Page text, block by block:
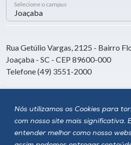
Nós utilizamos os Cookies para
com nosso site mais significativa.
entender melhor como nosso
Selecione o campus
Rua Getúlio Vargas, 2125 - Bairro
Joaçaba - SC - CEP 89600-000
Telefone (49) 3551-2000
Siga a Unoesc